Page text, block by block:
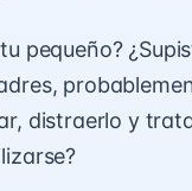
pequeño?
, distraerlo y